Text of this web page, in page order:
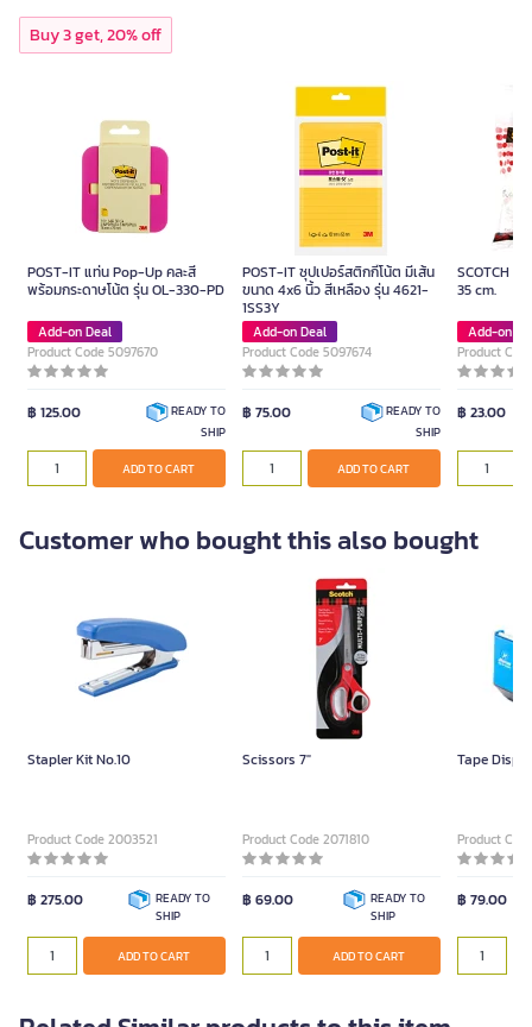
Buy 3 get, 20% off
POST-IT แท่น Pop-Up คละสี
พร้อมกระดาษโน้ต รุ่น OL-330-PD
Add-on Deal
Product Code 5097670
฿ 125.00
READY TO
SHIP
ADD TO CART
POST-IT ซุปเปอร์สติกกี้โน้ต มีเส้น
ขนาด 4x6 นิ้ว สีเหลือง รุ่น 4621-
1SS3Y
Add-on Deal
Product Code 5097674
฿ 75.00
READY TO
SHIP
ADD TO CART
SCOTCH
35 cm.
Add-on
Product
฿ 23.00
Customer who bought this also bought
Stapler Kit No.10
Product Code 2003521
฿ 275.00
READY TO
SHIP
ADD TO CART
Scissors 7"
Product Code 2071810
฿ 69.00
READY TO
SHIP
ADD TO CART
Tape
Product
฿ 79.00